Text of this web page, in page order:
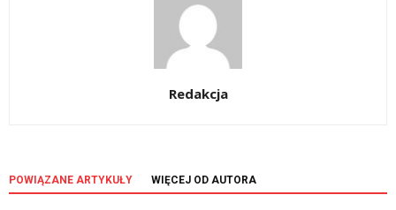
Redakcja
POWIĄZANE ARTYKUŁY WIĘCEJ OD AUTORA